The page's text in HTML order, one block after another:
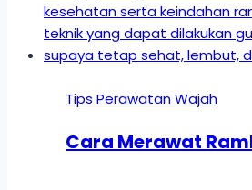
Tips Perawatan Wajah
Cara Merawat